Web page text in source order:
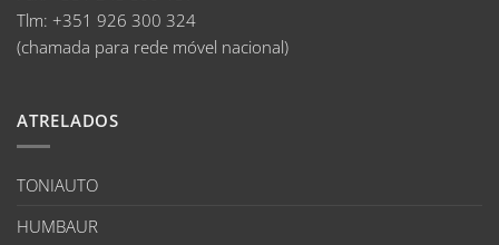
Tlm: +351 926 300 324
(chamada para rede móvel nacional)
ATRELADOS
TONIAUTO
HUMBAUR